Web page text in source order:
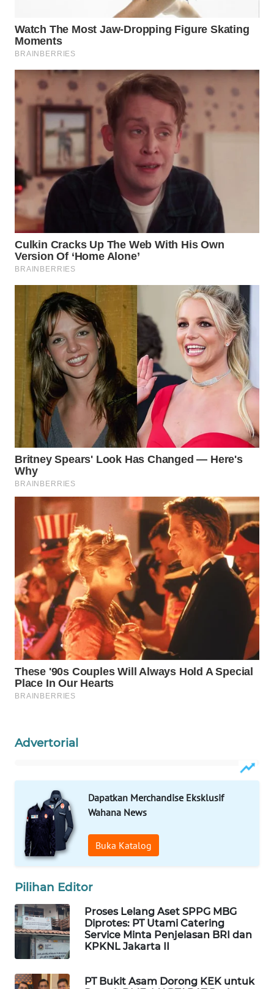
Advertorial
Dapatkan Merchandise Eksklusif
Wahana News
Buka Katalog
Pilihan Editor
Proses Lelang Aset SPPG MBG
Diprotes: PT Utami Catering
Service Minta Penjelasan BRI dan
KPKNL Jakarta II
PT Bukit Asam Dorong KEK untuk
NATUNA
BINTAN
WN
MANDALIKA
WN
LIKUPANG
WN
LABUANBAJO
WN
BORNEO
WAHANA
NEWS
WAHANA
TANI
WAHANA
ADVOKAT
INFRASTRUKTUR
WAHANA
KONSUMEN
WAHANA
LISTRIK
WAHANA
TRAVEL
WAHANA
TV
WAHANANEWS
WAHANANEWS
WAHANANEWS
NET
WAHANA
SPORT
WAHANA
WAHANA
SELEB
WAHANA
PERSONA